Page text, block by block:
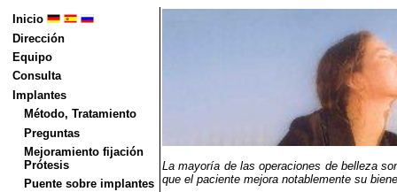
Inicio
Dirección
Equipo
Consulta
Implantes
Método, Tratamiento
Preguntas
Mejoramiento fijación
Prótesis
Puente sobre implantes
La mayoría de las operaciones de belleza
que el paciente mejora notablemente su